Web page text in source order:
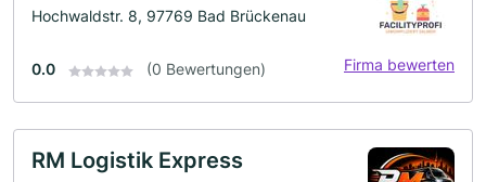
Hochwaldstr. 8, 97769 Bad Brückenau
0.0 (0 Bewertungen) Firma bewerten
RM Logistik Express